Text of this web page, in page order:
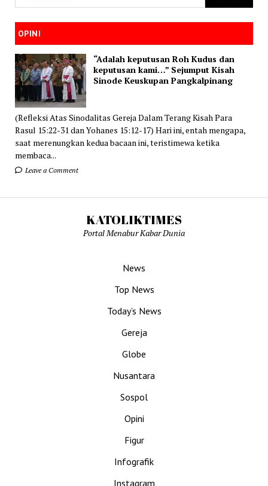
OPINI
“Adalah keputusan Roh Kudus dan
keputusan kami…” Sejumput Kisah
Sinode Keuskupan Pangkalpinang
(Refleksi Atas Sinodalitas Gereja Dalam Terang Kisah Para
Rasul 15:22-31 dan Yohanes 15:12-17) Hari ini, entah mengapa,
saat merenungkan kedua bacaan ini, teristimewa ketika
membaca...
Leave a Comment
KATOLIKTIMES
Portal Menabur Kabar Dunia
News
Top News
Today’s News
Gereja
Globe
Nusantara
Sospol
Opini
Figur
Infografik
Instagram